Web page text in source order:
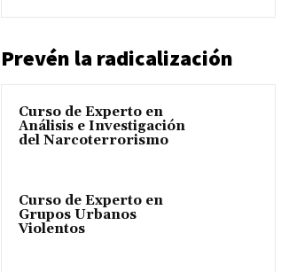
Prevén la radicalización
Curso de Experto en
Análisis e Investigación
del Narcoterrorismo
Curso de Experto en
Grupos Urbanos
Violentos